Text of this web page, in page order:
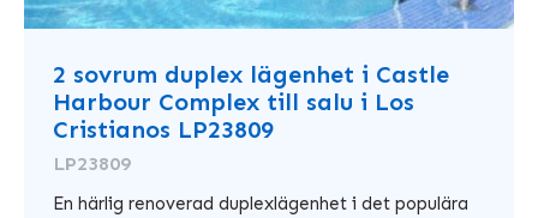
2 sovrum duplex lägenhet i Castle
Harbour Complex till salu i Los
Cristianos LP23809
LP23809
En härlig renoverad duplexlägenhet i det populära